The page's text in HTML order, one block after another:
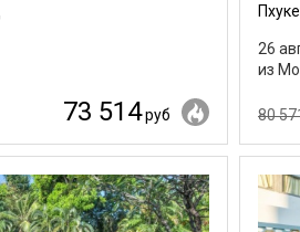
73 514руб
26
из
80